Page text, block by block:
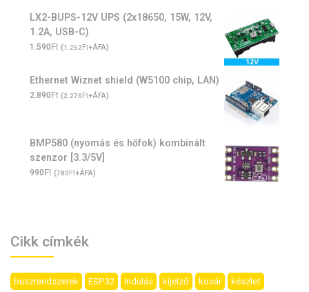
LX2-BUPS-12V UPS (2x18650, 15W, 12V,
1.2A, USB-C)
1.590Ft (1.252Ft+ÁFA)
Ethernet Wiznet shield (W5100 chip, LAN)
2.890Ft (2.276Ft+ÁFA)
BMP580 (nyomás és hőfok) kombinált
szenzor [3.3/5V]
990Ft (780Ft+ÁFA)
Cikk címkék
buszrendszerek ESP32 indulás kijelző kosár
készlet